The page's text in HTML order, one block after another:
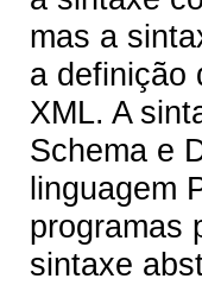
mas a
a definição
XML. A
Schema e
linguagem
programas
sintaxe